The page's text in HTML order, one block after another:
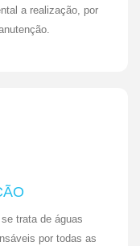
a realização, por
trata de águas
por todas as